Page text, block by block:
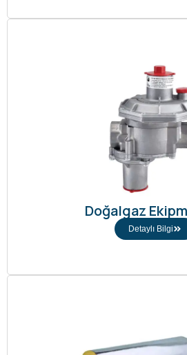
Doğalgaz
Detaylı Bilgi